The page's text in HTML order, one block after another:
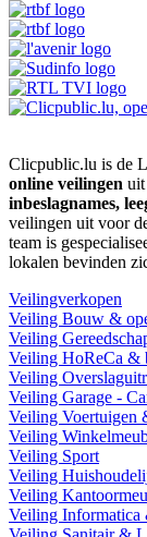
Clicpublic.lu is de
online veilingen uit
inbeslagnames,
veilingen uit voor
team is
lokalen bevinden
Veilingverkopen
Veiling Bouw &
Veiling
Veiling HoReCa &
Veiling
Veiling Garage -
Veiling Voertuigen
Veiling
Veiling Sport
Veiling
Veiling
Veiling